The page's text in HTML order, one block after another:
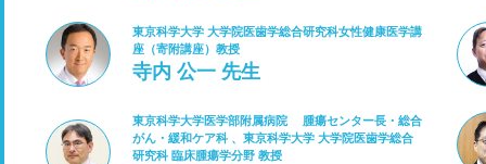
東京科学大学 大学院医歯学総合研究科女性健康医学講
座（寄附講座）教授
寺内 公一 先生
東京科学大学医学部附属病院 腫瘍センター長・総合
がん・緩和ケア科 、東京科学大学 大学院医歯学総合
研究科 臨床腫瘍学分野 教授